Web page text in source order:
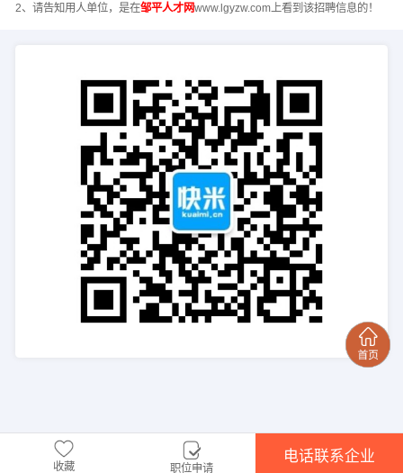
2、请告知用人单位，是在邹平人才网www.lgyzw.com上看到该招聘信息的！
收藏 职位申请
电话联系企业